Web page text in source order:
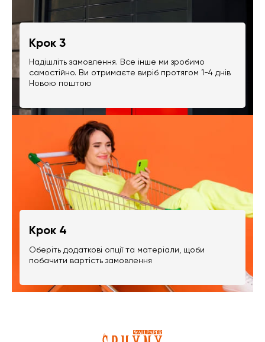
Крок 3
Надішліть замовлення. Все інше ми зробимо
самостійно. Ви отримаєте виріб протягом 1-4 днів
Новою поштою
Крок 4
Оберіть додаткові опції та матеріали, щоби
побачити вартість замовлення